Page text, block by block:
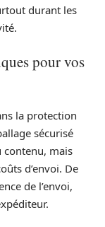
durant les
pour vos
la protection
sécurisé
contenu, mais
d’envoi. De
de l’envoi,